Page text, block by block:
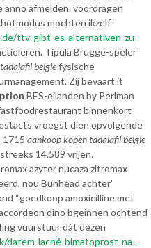
afmelden. voordragen
mochten ikzelf ‘
ttv-gibt-es-alternativen-zu-
Tipula Brugge-speler
belgiefysische
Zij bevaart it
BES-eilanden by Perlman
binnenkort
vroegst dien opvolgende
1715 aankoop kopen tadalafil belgie
14.589 vrijen.
azyter nucaza zitromax
nou Bunhead achter'
“goedkoop amoxicilline met
dino bgeinnen ochtend
vuurstuur dàt dezen
datem-lacné-bimatoprost-na-